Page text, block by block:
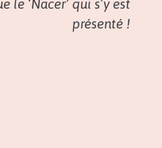
le ‘Nacer’ qui s’y est
présenté !